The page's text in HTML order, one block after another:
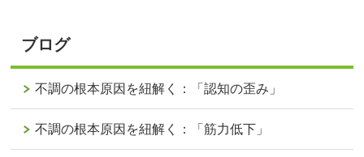
ブログ
不調の根本原因を紐解く：「認知の歪み」
不調の根本原因を紐解く：「筋力低下」